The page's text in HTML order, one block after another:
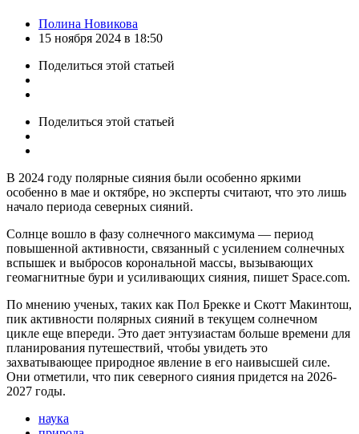
Posted
by
Полина Новикова
15 ноября 2024 в 18:50
Поделиться этой статьей
Поделиться этой статьей
В 2024 году полярные сияния были особенно яркими
особенно в мае и октябре, но эксперты считают, что это лишь
начало периода северных сияний.
Солнце вошло в фазу солнечного максимума — период
повышенной активности, связанный с усилением солнечных
вспышек и выбросов корональной массы, вызывающих
геомагнитные бури и усиливающих сияния, пишет Space.com.
По мнению ученых, таких как Пол Брекке и Скотт Макинтош,
пик активности полярных сияний в текущем солнечном
цикле еще впереди. Это дает энтузиастам больше времени для
планирования путешествий, чтобы увидеть это
захватывающее природное явление в его наивысшей силе.
Они отметили, что пик северного сияния придется на 2026-
2027 годы.
наука